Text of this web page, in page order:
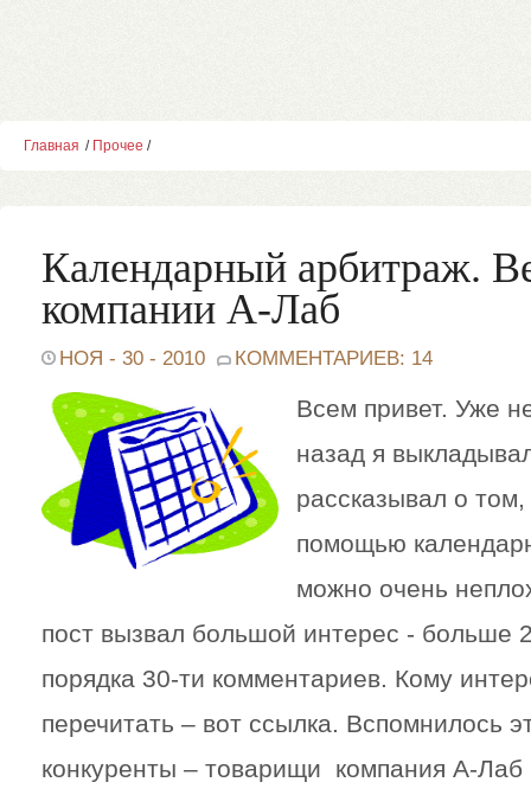
Главная / Прочее /
Календарный арбитраж.
компании А-Лаб
НОЯ - 30 - 2010 КОММЕНТАРИЕВ: 14
Всем привет. Уже
назад я
рассказывал о том,
помощью
можно очень
пост вызвал большой интерес - больше
порядка 30-ти комментариев. Кому
перечитать – вот ссылка. Вспомнилось
конкуренты – товарищи компания А-